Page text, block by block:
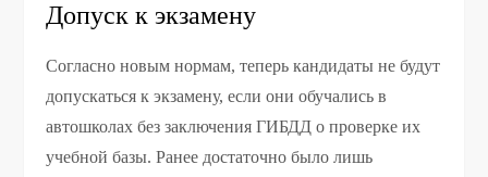
Допуск к экзамену
Согласно новым нормам, теперь кандидаты не будут
допускаться к экзамену, если они обучались в
автошколах без заключения ГИБДД о проверке их
учебной базы. Ранее достаточно было лишь